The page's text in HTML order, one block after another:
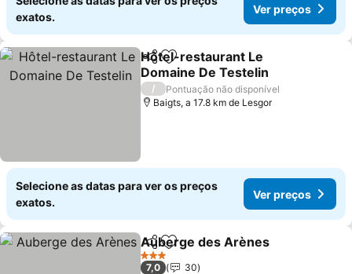
exatos.
Ver preços
PartilharAdicionar aos favoritos
Hôtel-restaurant Le
Domaine De Testelin
Ver preços
/
Pontuação não disponível
Baigts, a 17.8 km de Lesgor
Selecione as datas para ver os preços
exatos.
Ver preços
PartilharAdicionar aos favoritos
Auberge des Arènes
3 Estrelas
7,0
30